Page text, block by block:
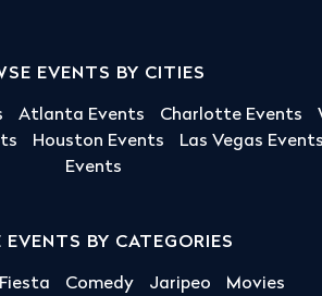
EVENTS BY CITIES
Atlanta Events Charlotte Events
Houston Events
Las Vegas
Events
EVENTS BY CATEGORIES
Fiesta Comedy Jaripeo Movies